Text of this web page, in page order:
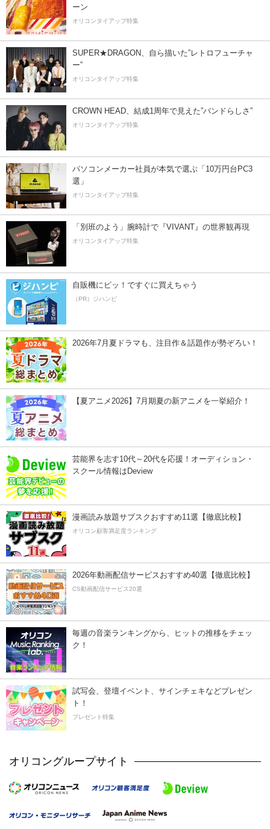
ーン
オリコンタイアップ特集
SUPER★DRAGON、自ら描いた”レトロフューチャ
ー”
オリコンタイアップ特集
CROWN HEAD、結成1周年で見えた”バンドらしさ”
オリコンタイアップ特集
パソコンメーカー社員が本気で選ぶ「10万円台PC3
選」
オリコンタイアップ特集
「別班のよう」腕時計で『VIVANT』の世界観再現
オリコンタイアップ特集
自販機にピッ！ですぐに買えちゃう
（PR）ジハンピ
2026年7月夏ドラマも、注目作＆話題作が勢ぞろい！
【夏アニメ2026】7月期夏の新アニメを一挙紹介！
芸能界を志す10代～20代を応援！オーディション・
スクール情報はDeview
漫画読み放題サブスクおすすめ11選【徹底比較】
オリコン顧客満足度ランキング
2026年動画配信サービスおすすめ40選【徹底比較】
CS動画配信サービス20選
毎週の音楽ランキングから、ヒットの推移をチェッ
ク！
試写会、登壇イベント、サインチェキなどプレゼン
ト！
プレゼント特集
オリコングループサイト